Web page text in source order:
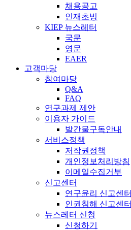
채용공고
인재초빙
KIEP 뉴스레터
국문
영문
EAER
고객마당
참여마당
Q&A
FAQ
연구과제 제안
이용자 가이드
발간물구독안내
서비스정책
저작권정책
개인정보처리방침
이메일수집거부
신고센터
연구윤리 신고센터
인권침해 신고센터
뉴스레터 신청
신청하기